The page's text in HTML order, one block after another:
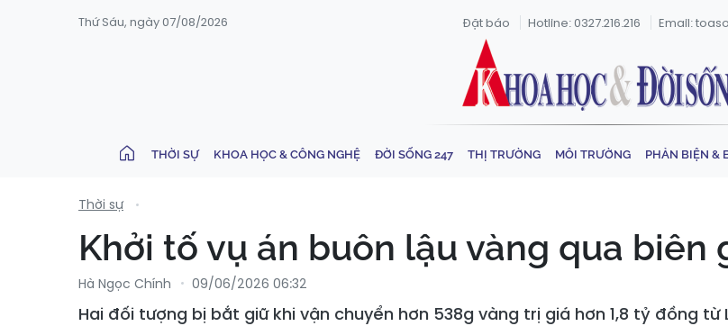
Thứ Sáu, ngày 07/08/2026 Đặt báo Hotline: 0327.216.216 Email:
THỜI SỰ KHOA HỌC & CÔNG NGHỆ ĐỜI SỐNG 247 THỊ TRƯỜNG MÔI TRƯỜNG PHẢN BIỆN &
Thời sự
Khởi tố vụ án buôn lậu vàng qua biên
Hà Ngọc Chính 09/06/2026 06:32
Hai đối tượng bị bắt giữ khi vận chuyển hơn 538g vàng trị giá hơn 1,8 tỷ đồng